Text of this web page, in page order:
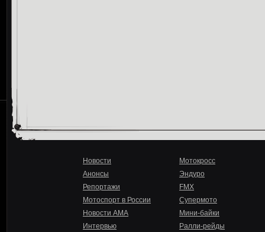
Новости
Анонсы
Репортажи
Мотоспорт в России
Новости AMA
Интервью
Мотокросс
Эндуро
FMX
Супермото
Мини-байки
Ралли-рейды